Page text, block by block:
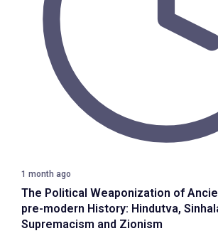
1 month ago
The Political Weaponization of
pre-modern History: Hindutva,
Supremacism and Zionism